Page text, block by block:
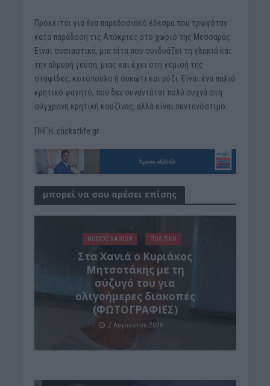
Πρόκειται για ένα παραδοσιακό έδεσμα που τρωγόταν
κατά παράδοση τις Απόκριες στο χωριό της Μεσσαράς.
Είναι ουσιαστικά, μια πίτα που συνδυάζει τη γλυκιά και
την αλμυρή γεύση, μιας και έχει στη γέμισή της
σταφίδες, κοτόπουλο ή συκώτι και ρύζι. Είναι ένα παλιό
κρητικό φαγητό, που δεν συναντάται πολύ συχνά στη
σύγχρονη κρητική κουζίνας, αλλά είναι πεντανόστιμο.
ΠΗΓΗ: clickatlife.gr
μπορεί να σου αρέσει επίσης
ΝΟΜΌΣ ΧΑΝΊΩΝ ΠΟΛΙΤΙΚΗ
Στα Χανιά ο Κυριάκος
Μητσοτάκης με τη
σύζυγό του για
ολιγοήμερες διακοπές
(ΦΩΤΟΓΡΑΦΙΕΣ)
7 Αυγούστου 2026